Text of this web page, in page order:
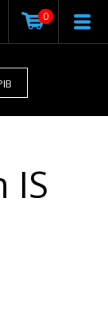
0
IS